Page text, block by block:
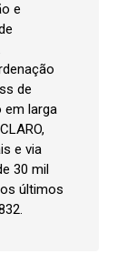
e
de
em larga
e via
30 mil
últimos